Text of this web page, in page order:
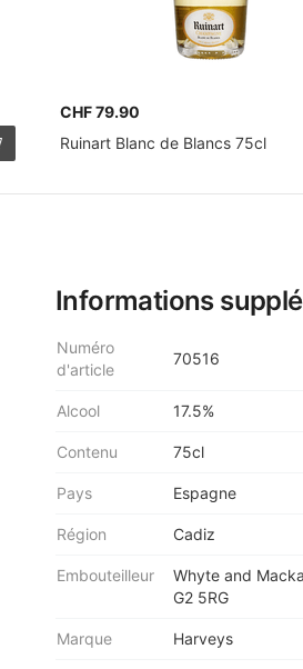
CHF 79.90
Ruinart Blanc de Blancs 75cl
Informations
Numéro
d'article
70516
Alcool 17.5%
Contenu 75cl
Pays Espagne
Région Cadiz
Embouteilleur
Whyte and
G2 5RG
Marque Harveys